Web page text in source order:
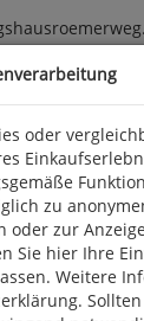
oder
zu
oder zur
Sie hier Ihre
Weitere